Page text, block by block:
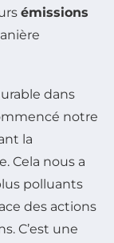
émissions
dans
notre
la
Cela nous a
polluants
des actions
C’est une